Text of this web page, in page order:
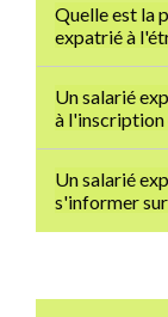
Quelle est la
expatrié à
Un salarié
à l'inscription
Un salarié
s'informer